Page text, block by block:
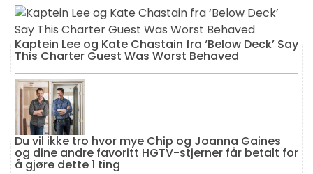
Kaptein Lee og Kate Chastain fra ‘Below Deck’ Say
This Charter Guest Was Worst Behaved
Du vil ikke tro hvor mye Chip og Joanna Gaines
og dine andre favoritt HGTV-stjerner får betalt for
å gjøre dette 1 ting